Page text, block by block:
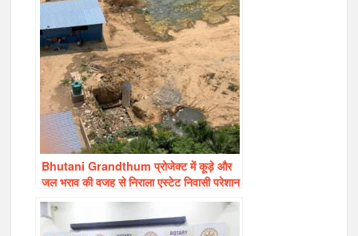
Bhutani Grandthum प्रोजेक्ट में कूड़े और
जल भराव की वजह से निराला एस्टेट निवासी परेशान